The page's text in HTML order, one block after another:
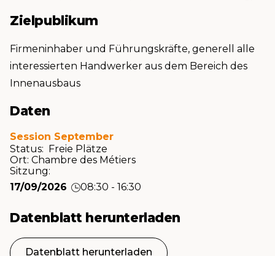
Zielpublikum
Firmeninhaber und Führungskräfte, generell alle
interessierten Handwerker aus dem Bereich des
Innenausbaus
Daten
Session September
Status: Freie Plätze
Ort: Chambre des Métiers
Sitzung:
17/09/2026
08:30 - 16:30
Datenblatt herunterladen
Datenblatt herunterladen